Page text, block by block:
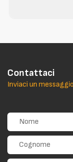
Contattaci
Inviaci un